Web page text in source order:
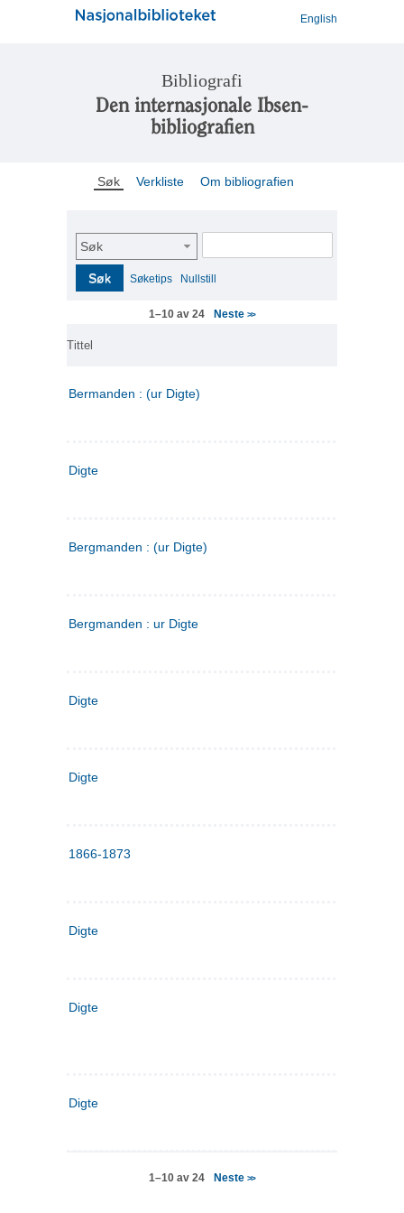
English
Bibliografi
Den internasjonale Ibsen-
bibliografien
Søk Verkliste Om bibliografien
Søk
Søk Søketips Nullstill
1–10 av 24 Neste>>
Tittel
Bermanden : (ur Digte)
Digte
Bergmanden : (ur Digte)
Bergmanden : ur Digte
Digte
Digte
1866-1873
Digte
Digte
Digte
1–10 av 24 Neste>>